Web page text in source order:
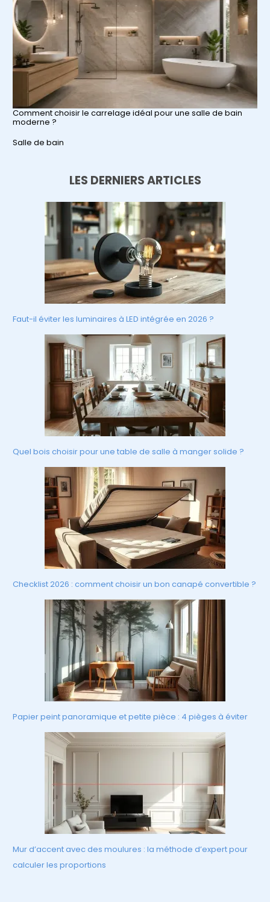
Comment choisir le carrelage idéal pour une salle de bain
moderne ?
Par rapport à
Salle de bain
LES DERNIERS ARTICLES
Faut-il éviter les luminaires à LED intégrée en 2026 ?
Quel bois choisir pour une table de salle à manger solide ?
Checklist 2026 : comment choisir un bon canapé convertible ?
Papier peint panoramique et petite pièce : 4 pièges à éviter
Mur d’accent avec des moulures : la méthode d’expert pour
calculer les proportions